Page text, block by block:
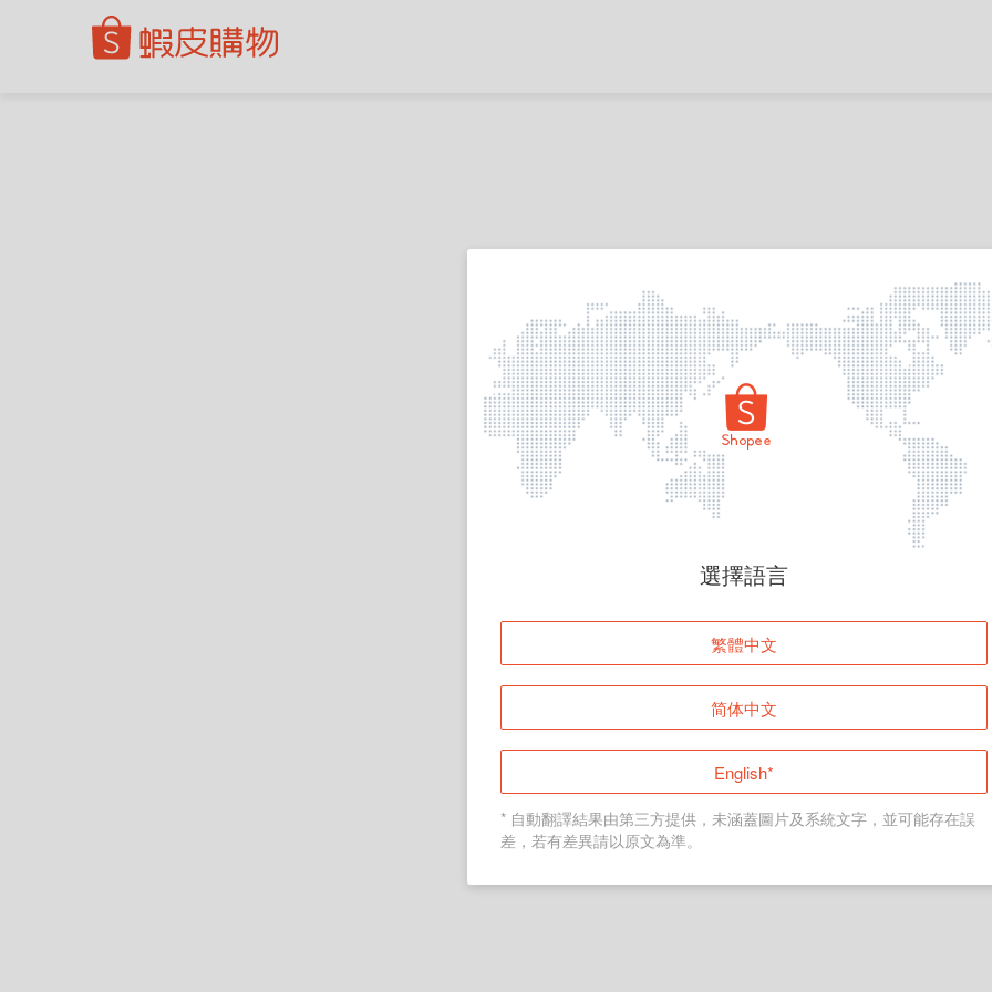
頁面無法顯示
登入
返回首頁
選擇語言
繁體中文
简体中文
English*
* 自動翻譯結果由第三方提供，未涵蓋圖片及系統文字，並可能存在誤
差，若有差異請以原文為準。